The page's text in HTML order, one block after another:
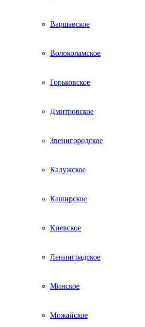
Варшавское
Волоколамское
Горьковское
Дмитровское
Звенигородское
Калужское
Каширское
Киевское
Ленинградское
Минское
Можайское